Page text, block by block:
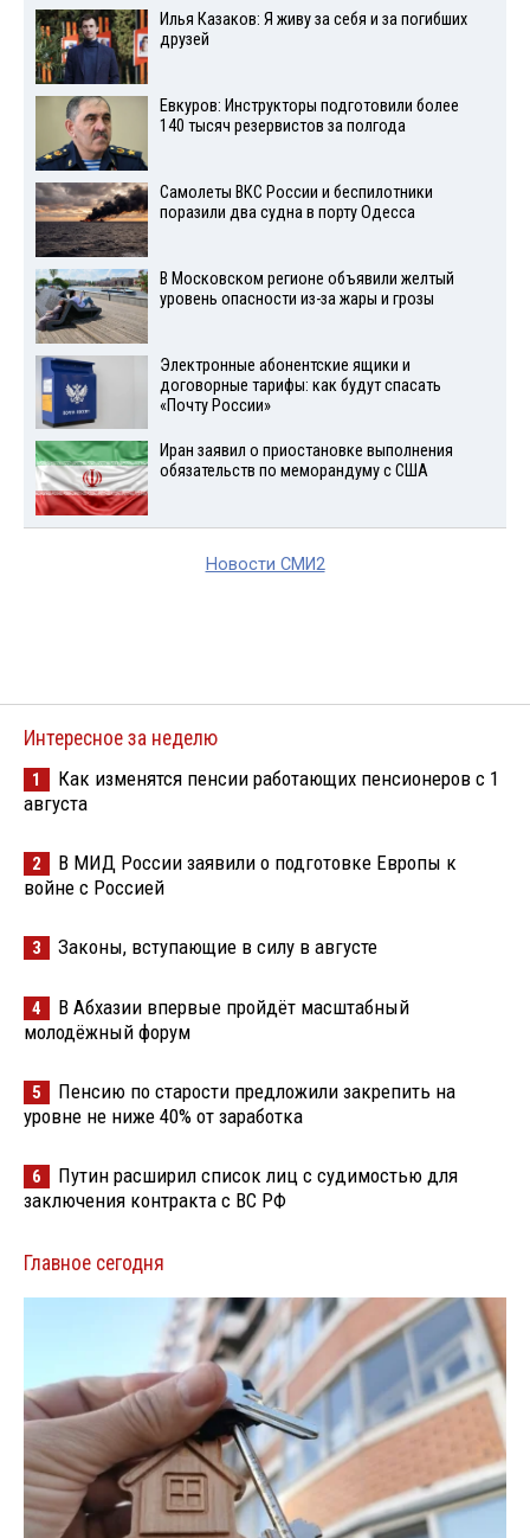
Илья Казаков: Я живу за себя и за погибших
друзей
Евкуров: Инструкторы подготовили более
140 тысяч резервистов за полгода
Самолеты ВКС России и беспилотники
поразили два судна в порту Одесса
В Московском регионе объявили желтый
уровень опасности из-за жары и грозы
Электронные абонентские ящики и
договорные тарифы: как будут спасать
«Почту России»
Иран заявил о приостановке выполнения
обязательств по меморандуму с США
Новости СМИ2
Интересное за неделю
1
Как изменятся пенсии работающих пенсионеров с 1
августа
2
В МИД России заявили о подготовке Европы к
войне с Россией
3 Законы, вступающие в силу в августе
4
В Абхазии впервые пройдёт масштабный
молодёжный форум
5
Пенсию по старости предложили закрепить на
уровне не ниже 40% от заработка
6
Путин расширил список лиц с судимостью для
заключения контракта с ВС РФ
Главное сегодня